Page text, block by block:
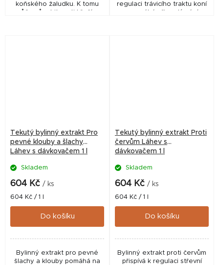
koňského žaludku. K tomu
regulaci trávicího traktu koní
Tekutý bylinný extrakt Pro
pevné klouby a šlachy
Láhev s dávkovačem 1 l
Skladem
604 Kč / ks
Měrná
cena:
604 Kč / 1 l
Do košíku
Bylinný extrakt pro pevné
šlachy a klouby pomáhá na
Tekutý bylinný extrakt Proti
červům Láhev s
dávkovačem 1 l
Skladem
604 Kč / ks
Měrná
cena:
604 Kč / 1 l
Do košíku
Bylinný extrakt proti červům
přispívá k regulaci střevní